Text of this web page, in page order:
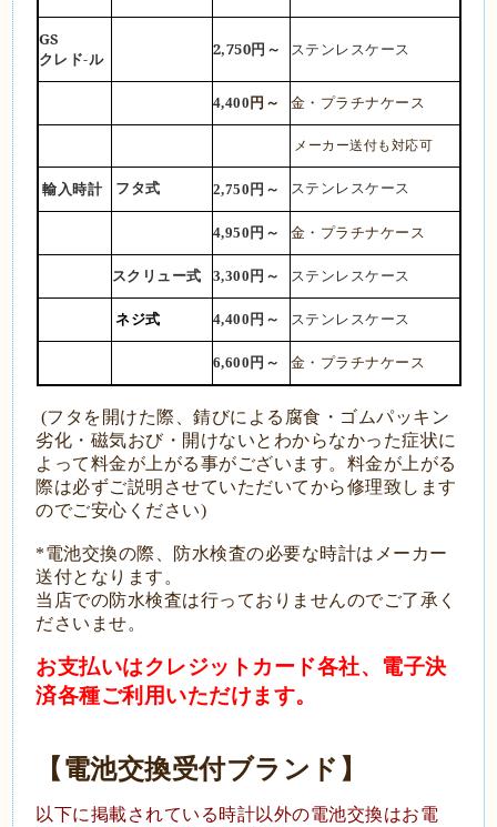
GS
クレド-ル
2,750円～ ステンレスケース
4,400 円～ 金・プラチナケース
メーカー送付も対応可
輸入時計 フタ式 2,750円～ ステンレスケース
4,950円～ 金・プラチナケース
スクリュー式 3,300円～ ステンレスケース
ネジ式 4,400円～ ステンレスケース
6,600円～ 金・プラチナケース
(フタを開けた際、錆びによる腐食・ゴムパッキン
劣化・磁気おび・開けないとわからなかった症状に
よって料金が上がる事がございます。料金が上がる
際は必ずご説明させていただいてから修理致します
のでご安心ください)
*電池交換の際、防水検査の必要な時計はメーカー
送付となります。
当店での防水検査は行っておりませんのでご了承く
ださいませ。
お支払いはクレジットカード各社、電子決
済各種ご利用いただけます。
【電池交換受付ブランド】
以下に掲載されている時計以外の電池交換はお電